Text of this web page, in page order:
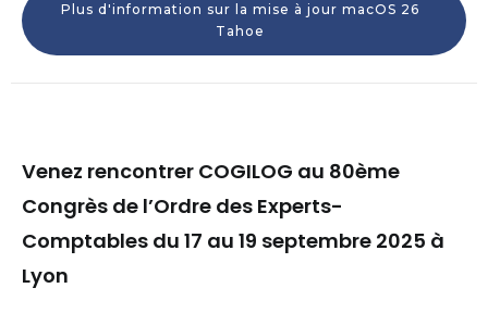
Plus d'information sur la mise à jour macOS 26
Tahoe
Venez rencontrer COGILOG au 80ème
Congrès de l’Ordre des Experts-
Comptables du 17 au 19 septembre 2025 à
Lyon